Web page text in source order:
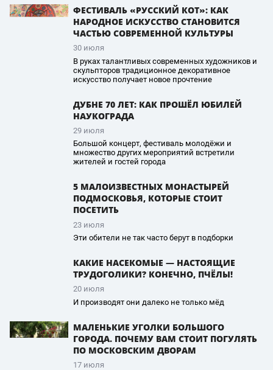
ФЕСТИВАЛЬ «РУССКИЙ КОТ»: КАК
НАРОДНОЕ ИСКУССТВО СТАНОВИТСЯ
ЧАСТЬЮ СОВРЕМЕННОЙ КУЛЬТУРЫ
30 июля
В руках талантливых современных художников и
скульпторов традиционное декоративное
искусство получает новое прочтение
ДУБНЕ 70 ЛЕТ: КАК ПРОШЁЛ ЮБИЛЕЙ
НАУКОГРАДА
29 июля
Большой концерт, фестиваль молодёжи и
множество других мероприятий встретили
жителей и гостей города
5 МАЛОИЗВЕСТНЫХ МОНАСТЫРЕЙ
ПОДМОСКОВЬЯ, КОТОРЫЕ СТОИТ
ПОСЕТИТЬ
23 июля
Эти обители не так часто берут в подборки
КАКИЕ НАСЕКОМЫЕ — НАСТОЯЩИЕ
ТРУДОГОЛИКИ? КОНЕЧНО, ПЧЁЛЫ!
20 июля
И производят они далеко не только мёд
МАЛЕНЬКИЕ УГОЛКИ БОЛЬШОГО
ГОРОДА. ПОЧЕМУ ВАМ СТОИТ ПОГУЛЯТЬ
ПО МОСКОВСКИМ ДВОРАМ
17 июля